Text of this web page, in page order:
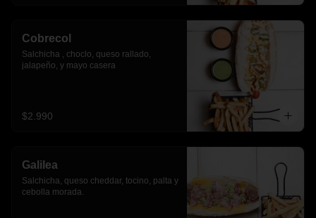
Cobrecol
Salchicha , choclo, queso rallado,
jalapeño, y mayo casera
$2.990
Galilea
Salchicha, queso cheddar, tocino, palta y
cebolla morada.